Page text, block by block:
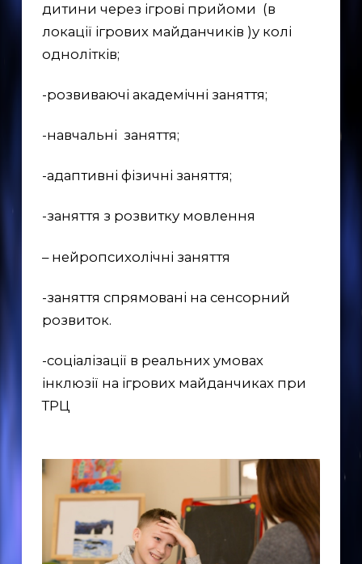
дитини через ігрові прийоми (в
локації ігрових майданчиків )у колі
однолітків;
-розвиваючі академічні заняття;
-навчальні заняття;
-адаптивні фізичні заняття;
-заняття з розвитку мовлення
– нейропсихолічні заняття
-заняття спрямовані на сенсорний
розвиток.
-соціалізації в реальних умовах
інклюзії на ігрових майданчиках при
ТРЦ
EN
UK